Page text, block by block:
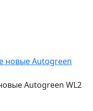
Autogreen WL2